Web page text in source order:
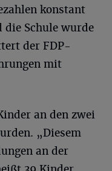
konstant
die Schule wurde
der FDP-
mit
an den zwei
„Diesem
an der